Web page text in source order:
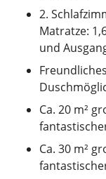
2.
Matratze:
und
Ca. 20 m²
Ca. 30 m²